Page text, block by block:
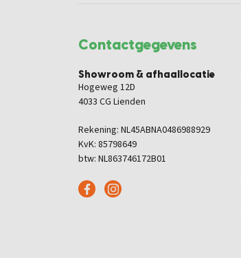
Contactgegevens
Showroom & afhaallocatie
Hogeweg 12D
4033 CG Lienden
Rekening: NL45ABNA0486988929
KvK: 85798649
btw: NL863746172B01